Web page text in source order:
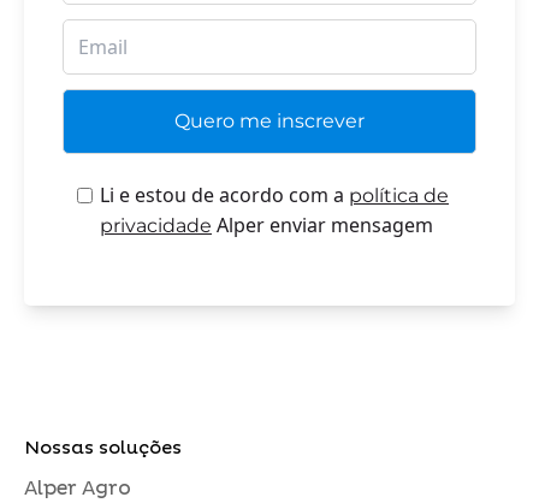
Li e estou de acordo com a política de
privacidade Alper enviar mensagem
Nossas soluções
Alper Agro